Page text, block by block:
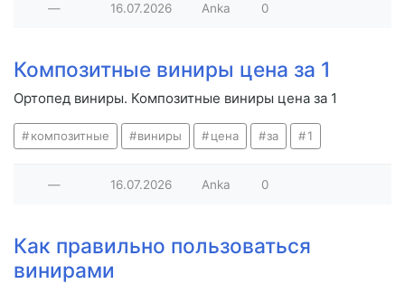
— 16.07.2026 Anka 0
Композитные виниры цена за 1
Ортопед виниры. Композитные виниры цена за 1
композитные виниры цена за 1
— 16.07.2026 Anka 0
Как правильно пользоваться
винирами